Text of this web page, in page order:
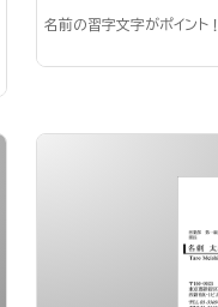
名前の習字文字がポイント！